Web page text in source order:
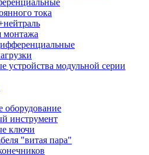
тока
монтажа
устройства модульной серии
оборудование
инструмент
ключи
"витая пара"